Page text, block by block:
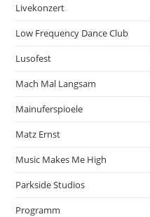
Livekonzert
Low Frequency Dance Club
Lusofest
Mach Mal Langsam
Mainuferspioele
Matz Ernst
Music Makes Me High
Parkside Studios
Programm